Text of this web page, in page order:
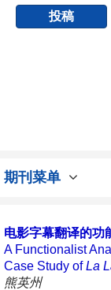
投稿
期刊菜单
电影字幕翻译的
A Functionalist
Case Study ofLa
熊英州